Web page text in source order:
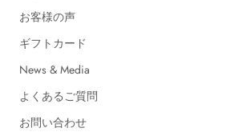
お客様の声
ギフトカード
News & Media
よくあるご質問
お問い合わせ